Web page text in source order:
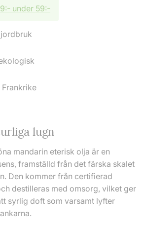
under 59:-
lugn
mandarin eterisk olja är en
framställd från det färska skalet
Den kommer från certifierad
destilleras med omsorg, vilket ger
syrlig doft som varsamt lyfter